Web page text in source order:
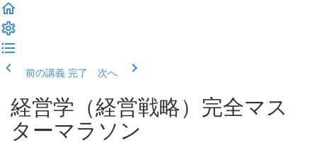
前の講義 完了 次へ
経営学（経営戦略）完全マス
ターマラソン